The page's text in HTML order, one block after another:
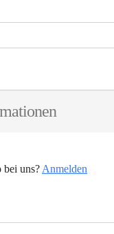
bei uns? Anmelden